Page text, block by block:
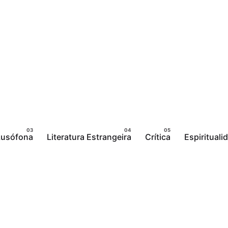
Literatura Estrangeira Crítica